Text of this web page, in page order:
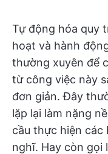
Tự động hóa quy
hoạt và hành
thường xuyên để
từ công việc này
đơn giản. Đây
lặp lại làm nặng
cầu thực hiện các
nghĩ. Hay còn gọi